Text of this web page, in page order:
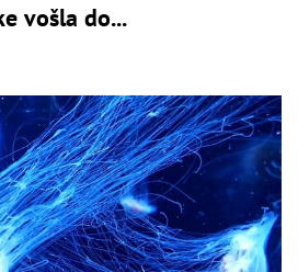
vošla do...